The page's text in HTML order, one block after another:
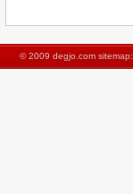
© 2009 degjo.com sitemap: